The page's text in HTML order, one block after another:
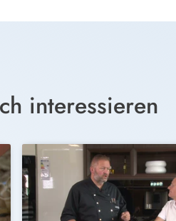
interessieren